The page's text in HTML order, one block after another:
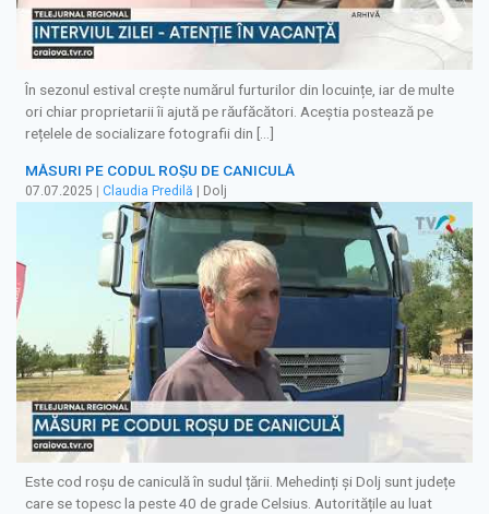
În sezonul estival crește numărul furturilor din locuințe, iar de multe
ori chiar proprietarii îi ajută pe răufăcători. Aceștia postează pe
rețelele de socializare fotografii din […]
MĂSURI PE CODUL ROȘU DE CANICULĂ
07.07.2025 Claudia Predilă | Dolj
Este cod roșu de caniculă în sudul țării. Mehedinți și Dolj sunt județe
care se topesc la peste 40 de grade Celsius. Autoritățile au luat